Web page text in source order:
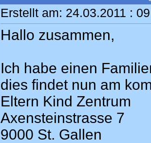
Erstellt am: 24.03.2011 :
Hallo zusammen,
Ich habe einen
dies findet nun am
Eltern Kind Zentrum
Axensteinstrasse 7
9000 St. Gallen